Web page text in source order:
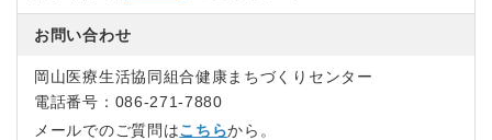
お問い合わせ
岡山医療生活協同組合健康まちづくりセンター
電話番号：086-271-7880
メールでのご質問はこちらから。